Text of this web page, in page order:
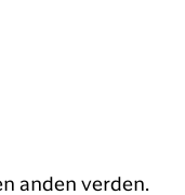
anden verden.